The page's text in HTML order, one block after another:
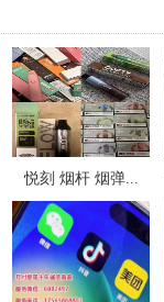
悦刻 烟杆 烟弹...